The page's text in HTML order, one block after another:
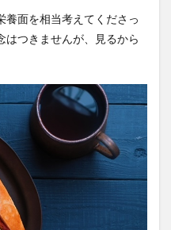
養面を相当考えてくださっ
はつきませんが、見るから